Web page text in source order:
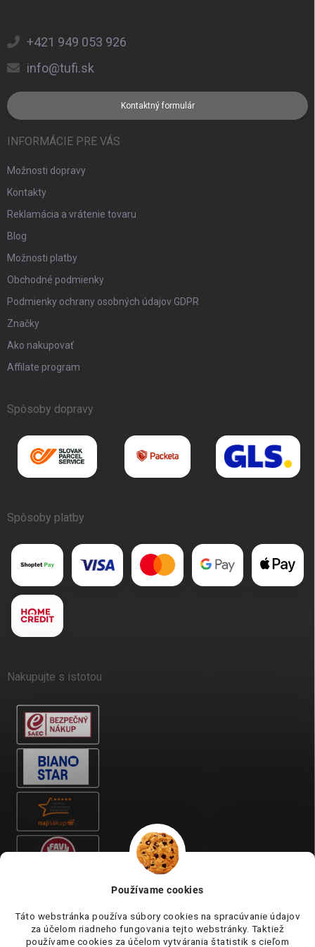
Používame cookies
Táto webstránka používa súbory cookies na spracúvanie údajov
za účelom riadneho fungovania tejto webstránky. Taktiež
používame cookies za účelom vytvárania štatistik s cieľom
+421 949 053 926
info@tufi.sk
Kontaktný formulár
INFORMÁCIE PRE VÁS
Možnosti dopravy
Kontakty
Reklamácia a vrátenie tovaru
Blog
Možnosti platby
Obchodné podmienky
Podmienky ochrany osobných údajov GDPR
Značky
Ako nakupovať
Affilate program
Spôsoby dopravy
Spôsoby platby
Nakupujte s istotou